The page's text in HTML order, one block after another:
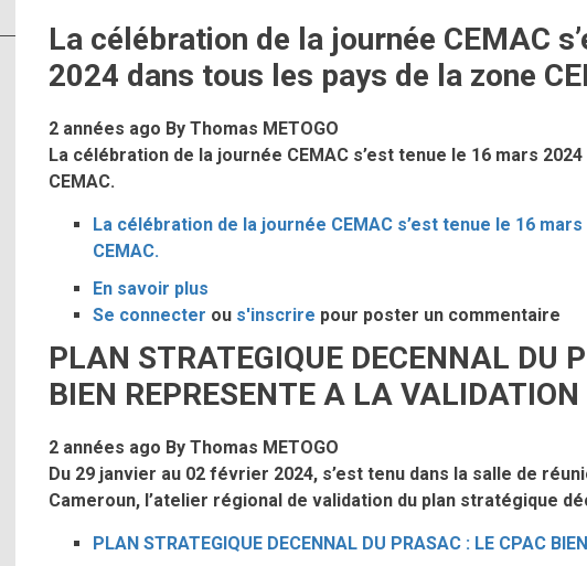
La célébration de la journée CEMAC
2024 dans tous les pays de la zone
2 années ago By Thomas METOGO
La célébration de la journée CEMAC s’est tenue le 16 mars
CEMAC.
La célébration de la journée CEMAC s’est tenue le 16
CEMAC.
En savoir plus
La
célébration
de
la
CEMAC
s’est
tenue
16
Se connecter ou s'inscrire pour poster un commentaire
PLAN STRATEGIQUE DECENNAL DU
BIEN REPRESENTE A LA VALIDATION
2 années ago By Thomas METOGO
Du 29 janvier au 02 février 2024, s’est tenu dans la salle de
Cameroun, l’atelier régional de validation du plan stratégique
PLAN STRATEGIQUE DECENNAL DU PRASAC : LE CPAC